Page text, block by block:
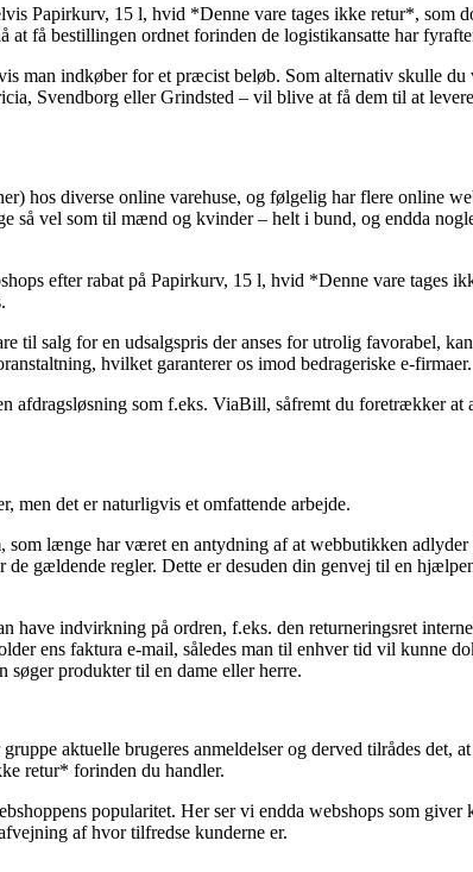
Papirkurv, 15 l, hvid *Denne vare tages ikke retur*, som
at få bestillingen ordnet forinden de logistikansatte har
man indkøber for et præcist beløb. Som alternativ skulle du
Svendborg eller Grindsted – vil blive at få dem til at levere
hos diverse online varehuse, og følgelig har flere online
så vel som til mænd og kvinder – helt i bund, og endda
efter rabat på Papirkurv, 15 l, hvid *Denne vare tages
til salg for en udsalgspris der anses for utrolig favorabel,
hvilket garanterer os imod bedrageriske e-firmaer.
afdragsløsning som f.eks. ViaBill, såfremt du foretrækker at
men det er naturligvis et omfattende arbejde.
længe har været en antydning af at webbutikken adlyder
de gældende regler. Dette er desuden din genvej til en
have indvirkning på ordren, f.eks. den returneringsret
ens faktura e-mail, således man til enhver tid vil kunne
produkter til en dame eller herre.
aktuelle brugeres anmeldelser og derved tilrådes det,
retur* forinden du handler.
popularitet. Her ser vi endda webshops som giver
af hvor tilfredse kunderne er.